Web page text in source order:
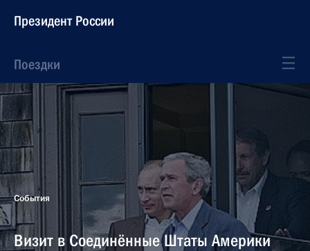
Президент России
Поездки
События
Визит в Соединённые Штаты Америки